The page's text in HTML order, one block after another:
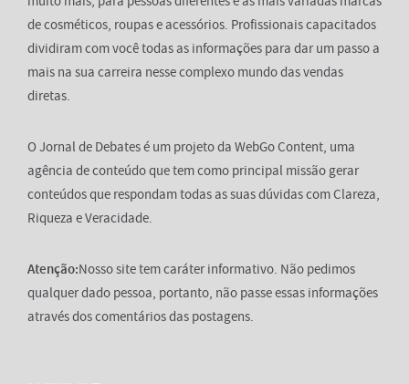
de cosméticos, roupas e acessórios. Profissionais capacitados
dividiram com você todas as informações para dar um passo a
mais na sua carreira nesse complexo mundo das vendas
diretas.
O Jornal de Debates é um projeto da WebGo Content, uma
agência de conteúdo que tem como principal missão gerar
conteúdos que respondam todas as suas dúvidas com Clareza,
Riqueza e Veracidade.
Atenção:Nosso site tem caráter informativo. Não pedimos
qualquer dado pessoa, portanto, não passe essas informações
através dos comentários das postagens.